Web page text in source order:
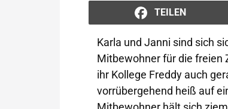
TEILEN
Karla und Janni sind sich
Mitbewohner für die freien
ihr Kollege Freddy auch
vorrübergehend heiß auf